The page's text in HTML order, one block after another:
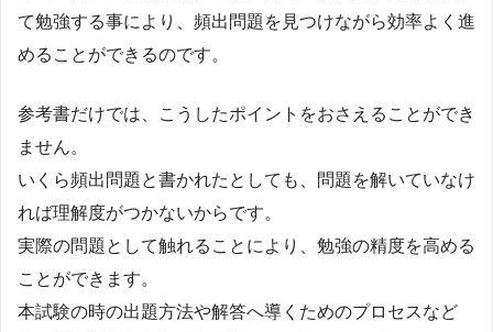
て勉強する事により、頻出問題を見つけながら効率よく進
めることができるのです。
参考書だけでは、こうしたポイントをおさえることができ
ません。
いくら頻出問題と書かれたとしても、問題を解いていなけ
れば理解度がつかないからです。
実際の問題として触れることにより、勉強の精度を高める
ことができます。
本試験の時の出題方法や解答へ導くためのプロセスなど